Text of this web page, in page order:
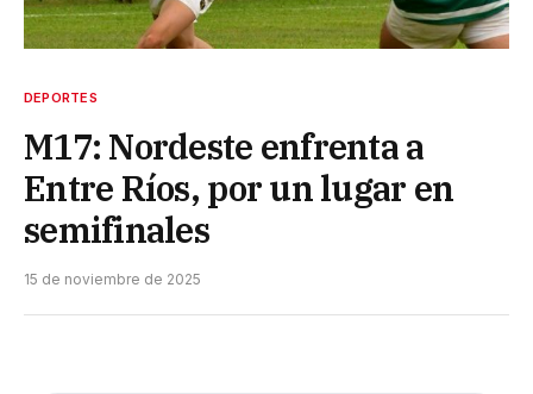
DEPORTES
M17: Nordeste enfrenta a
Entre Ríos, por un lugar en
semifinales
15 de noviembre de 2025